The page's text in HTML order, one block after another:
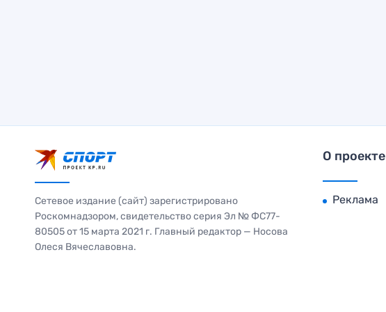
Сетевое издание (сайт) зарегистрировано
Роскомнадзором, свидетельство серия Эл № ФС77-
80505 от 15 марта 2021 г. Главный редактор — Носова
Олеся Вячеславовна.
О проекте
Реклама